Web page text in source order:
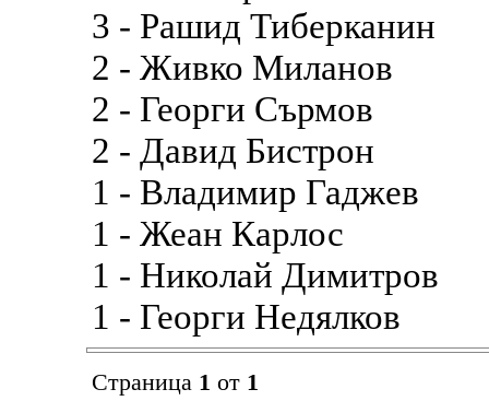
3 - Рашид Тиберканин
2 - Живко Миланов
2 - Георги Сърмов
2 - Давид Бистрон
1 - Владимир Гаджев
1 - Жеан Карлос
1 - Николай Димитров
1 - Георги Недялков
Страница 1 от 1